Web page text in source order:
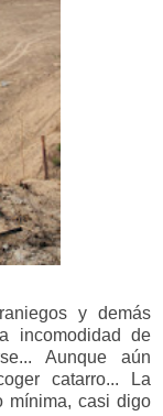
y demás
incomodidad de
Aunque aún
catarro... La
mínima, casi digo